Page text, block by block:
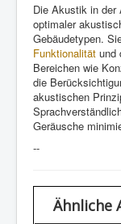
Die Akustik in
optimaler
Gebäudetypen.
Funktionalität und
Bereichen wie
die
akustischen
Geräusche
--
Ähnliche